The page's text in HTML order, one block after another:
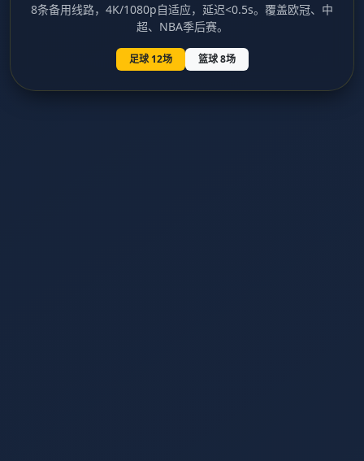
8条备用线路，4K/1080p自适应，延迟<0.5s。覆盖欧冠、中
超、NBA季后赛。
足球 12场 篮球 8场